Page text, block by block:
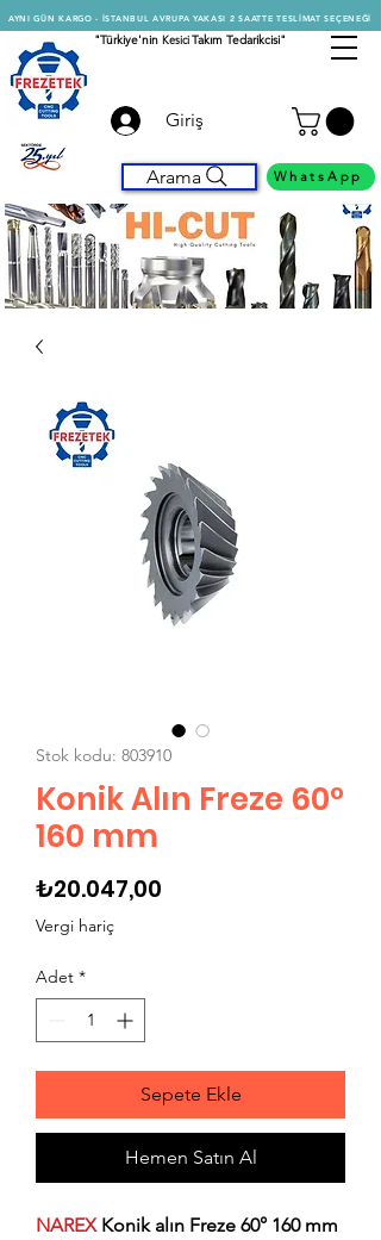
AYNI GÜN KARGO - İSTANBUL AVRUPA YAKASI 2 SAATTE TESLİMAT SEÇENEĞİ
"Türkiye'nin KesiciTakım Tedarikcisi"
Giriş
Arama WhatsApp
Stok kodu: 803910
Konik Alın Freze 60°
160 mm
₺20.047,00
Vergi hariç
Adet *
Sepete Ekle
Hemen Satın Al
NAREX Konik alın Freze 60° 160 mm